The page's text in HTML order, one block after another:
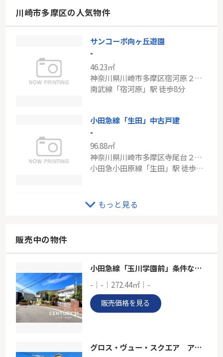
神奈川県川崎市幸区小倉２丁目
85.01㎡
神奈川県横浜市都筑区あゆみが丘
川崎市多摩区の人気物件
サンコーポ向ヶ丘遊園
-
46.23㎡
神奈川県川崎市多摩区宿河原２丁目
南武線「宿河原」駅 徒歩8分
小田急線「生田」中古戸建
-
96.88㎡
神奈川県川崎市多摩区寺尾台２丁目
小田急小田原線「生田」駅 徒歩12分
-
-
92.54㎡～104.42㎡
神奈川県川崎市多摩区生田５丁目
もっと見る
販売中の物件
小田急線「玉川学園前」条件なし売地
-｜-｜272.44㎡｜-
販売価格を見る
グロス・ヴュー・スクエア アルタイムIII